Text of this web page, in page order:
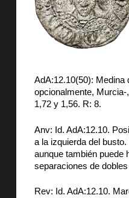
AdA:12.10(50): Medina
opcionalmente, Murcia-
1,72 y 1,56. R: 8.
Anv: Id. AdA:12.10.
a la izquierda del busto.
aunque también puede
separaciones de
Rev: Id. AdA:12.10.